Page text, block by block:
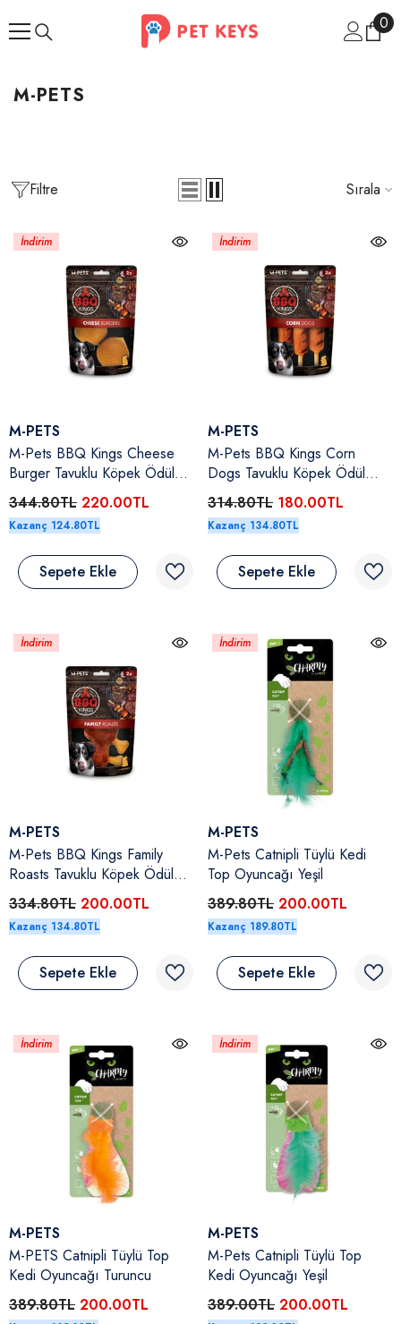
00
M-PETS
Filtre Sırala
İndirim
Satıcı:
M-PETS
M-Pets BBQ Kings Cheese
Burger Tavuklu Köpek Ödül
Maması 130 Gr
344.80TL 220.00TL
Kazanç 124.80TL
Sepete Ekle
İndirim
Satıcı:
M-PETS
M-Pets BBQ Kings Corn
Dogs Tavuklu Köpek Ödül
Maması 90 Gr 3 Adet
314.80TL 180.00TL
Kazanç 134.80TL
Sepete Ekle
İndirim
Satıcı:
M-PETS
M-Pets BBQ Kings Family
Roasts Tavuklu Köpek Ödül
Maması 105 Gr
334.80TL 200.00TL
Kazanç 134.80TL
Sepete Ekle
İndirim
Satıcı:
M-PETS
M-Pets Catnipli Tüylü Kedi
Top Oyuncağı Yeşil
389.80TL 200.00TL
Kazanç 189.80TL
Sepete Ekle
İndirim
Satıcı:
M-PETS
M-PETS Catnipli Tüylü Top
Kedi Oyuncağı Turuncu
389.80TL 200.00TL
İndirim
Satıcı:
M-PETS
M-Pets Catnipli Tüylü Top
Kedi Oyuncağı Yeşil
389.00TL 200.00TL